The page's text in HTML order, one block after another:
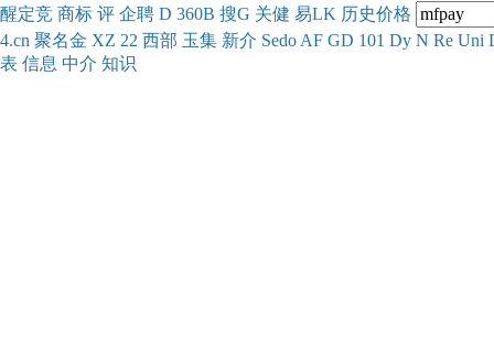
醒定竞 商标 评 企聘 D 360B 搜G 关健 易LK 历史价格
4.cn 聚名金 XZ 22 西部 玉集 新介 Sedo AF GD 101 Dy N Re Uni
表 信息 中介 知识